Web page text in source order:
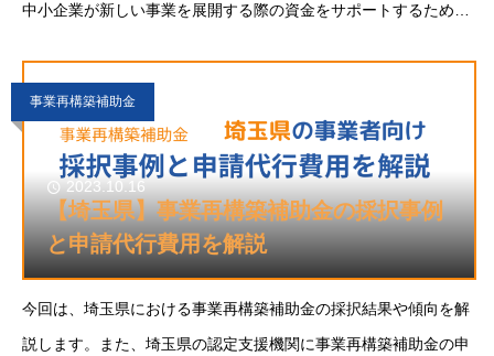
中小企業が新しい事業を展開する際の資金をサポートするための
ーコロナの時代において、新たな事業展開が求め
事業再構築補助金
2023.10.16
【埼玉県】事業再構築補助金の採択事例
と申請代行費用を解説
今回は、埼玉県における事業再構築補助金の採択結果や傾向を解
説します。また、埼玉県の認定支援機関に事業再構築補助金の申